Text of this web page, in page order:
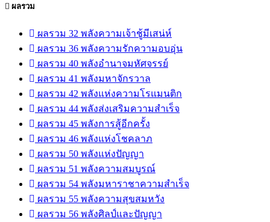
ผลรวม
ผลรวม 32 พลังความเจ้าชู้มีเสน่ห์
ผลรวม 36 พลังความรักความอบอุ่น
ผลรวม 40 พลังอำนาจมหัศจรรย์
ผลรวม 41 พลังมหาจักรวาล
ผลรวม 42 พลังแห่งความโรแมนติก
ผลรวม 44 พลังส่งเสริมความสำเร็จ
ผลรวม 45 พลังการสู้อีกครั้ง
ผลรวม 46 พลังแห่งโชคลาภ
ผลรวม 50 พลังแห่งปัญญา
ผลรวม 51 พลังความสมบูรณ์
ผลรวม 54 พลังมหาราชาความสำเร็จ
ผลรวม 55 พลังความสุขสมหวัง
ผลรวม 56 พลังศิลป์และปัญญา